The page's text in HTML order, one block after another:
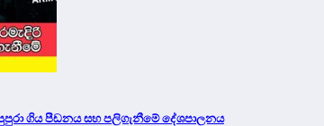
ගිය පීඩනය සහ පලිගැනීමේ දේශපාලනය